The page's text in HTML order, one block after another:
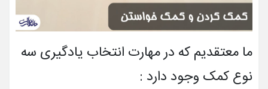
ما معتقدیم که در مهارت انتخاب یادگیری سه
نوع کمک وجود دارد :